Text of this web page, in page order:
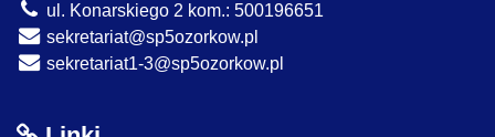
ul. Konarskiego 2 kom.: 500196651
sekretariat@sp5ozorkow.pl
sekretariat1-3@sp5ozorkow.pl